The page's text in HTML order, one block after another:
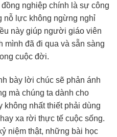
nghiệp chính là sự công
nỗ lực không ngừng nghỉ
này giúp người giáo viên
mình đã đi qua và sẵn sàng
cuộc đời.
bày lời chúc sẽ phản ánh
mà chúng ta dành cho
nhất thiết phải dùng
xa rời thực tế cuộc sống.
niệm thật, những bài học